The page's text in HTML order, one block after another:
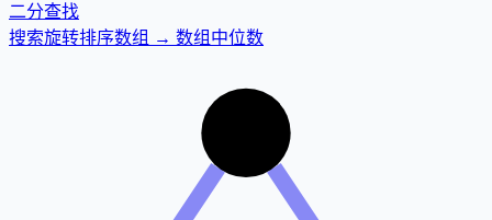
二分查找
搜索旋转排序数组 → 数组中位数